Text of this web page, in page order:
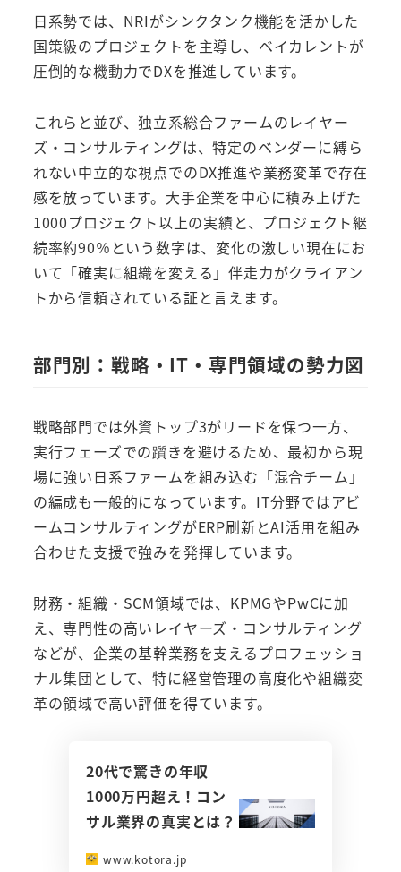
日系勢では、NRIがシンクタンク機能を活かした
国策級のプロジェクトを主導し、ベイカレントが
圧倒的な機動力でDXを推進しています。
これらと並び、独立系総合ファームのレイヤー
ズ・コンサルティングは、特定のベンダーに縛ら
れない中立的な視点でのDX推進や業務変革で存在
感を放っています。大手企業を中心に積み上げた
1000プロジェクト以上の実績と、プロジェクト継
続率約90％という数字は、変化の激しい現在にお
いて「確実に組織を変える」伴走力がクライアン
トから信頼されている証と言えます。
部門別：戦略・IT・専門領域の勢力図
戦略部門では外資トップ3がリードを保つ一方、
実行フェーズでの躓きを避けるため、最初から現
場に強い日系ファームを組み込む「混合チーム」
の編成も一般的になっています。IT分野ではアビ
ームコンサルティングがERP刷新とAI活用を組み
合わせた支援で強みを発揮しています。
財務・組織・SCM領域では、KPMGやPwCに加
え、専門性の高いレイヤーズ・コンサルティング
などが、企業の基幹業務を支えるプロフェッショ
ナル集団として、特に経営管理の高度化や組織変
革の領域で高い評価を得ています。
20代で驚きの年収
1000万円超え！コン
サル業界の真実とは？
www.kotora.jp